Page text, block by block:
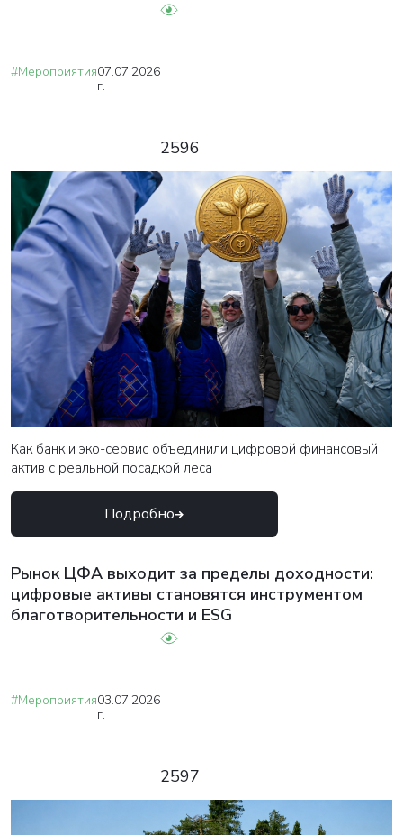
#Мероприятия07.07.2026
г.
2596
Как банк и эко-сервис объединили цифровой финансовый
актив с реальной посадкой леса
Подробно
Рынок ЦФА выходит за пределы доходности:
цифровые активы становятся инструментом
благотворительности и ESG
#Мероприятия03.07.2026
г.
2597